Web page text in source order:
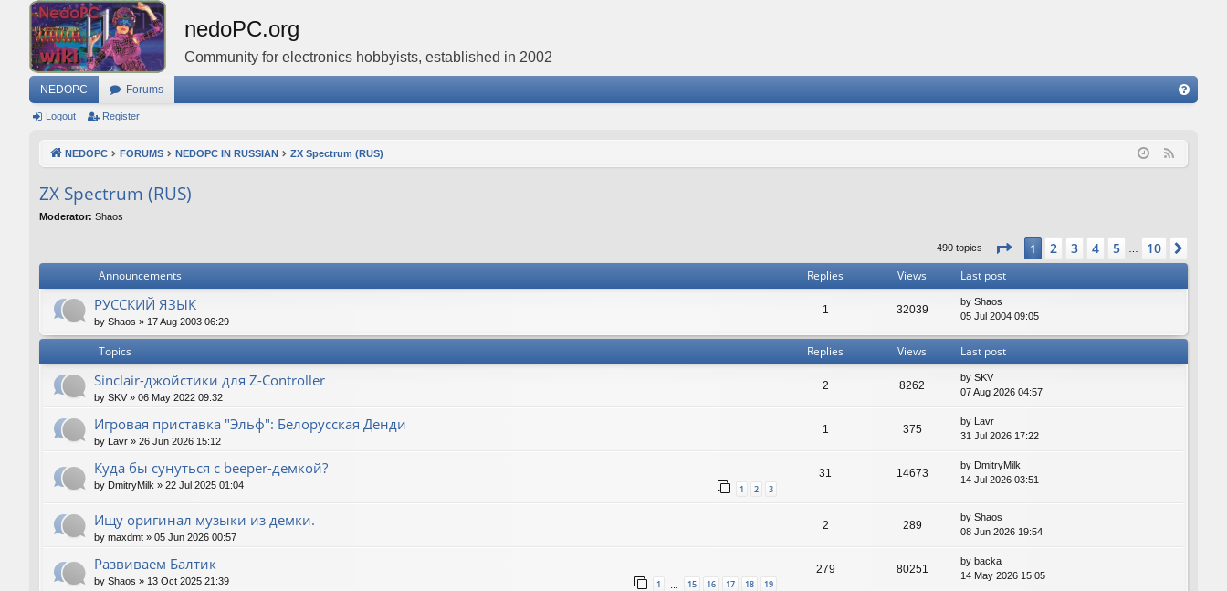
nedoPC.org
Community for electronics hobbyists, established in 2002
NEDOPC Forums
Q
Logout Register
NEDOPC FORUMS NEDOPC IN RUSSIAN ZX Spectrum (RUS)
ZX Spectrum (RUS)
Moderator: Shaos
490 topics Page 1of10
1 2 3 4 5 … 10
Announcements Replies Views Last post
РУССКИЙ ЯЗЫК
by Shaos » 17 Aug 2003 06:29
1 32039
by Shaos
05 Jul 2004 09:05
Topics Replies Views Last post
Sinclair-джойстики для Z-Controller
by SKV » 06 May 2022 09:32
2 8262
by SKV
07 Aug 2026 04:57
Игровая приставка "Эльф": Белорусская Денди
by Lavr » 26 Jun 2026 15:12
1 375
by Lavr
31 Jul 2026 17:22
Куда бы сунуться с beeper-демкой?
by DmitryMilk » 22 Jul 2025 01:04 1 2 3
31 14673
by DmitryMilk
14 Jul 2026 03:51
Ищу оригинал музыки из демки.
by maxdmt » 05 Jun 2026 00:57
2 289
by Shaos
08 Jun 2026 19:54
Развиваем Балтик
by Shaos » 13 Oct 2025 21:39 1 15 16 17 18 19
279 80251
by backa
14 May 2026 15:05